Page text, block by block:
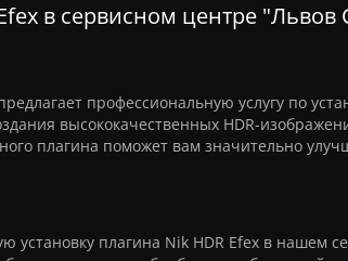
в сервисном центре "Львов
профессиональную услугу по
высококачественных HDR-
плагина поможет вам значительно
установку плагина Nik HDR Efex в нашем